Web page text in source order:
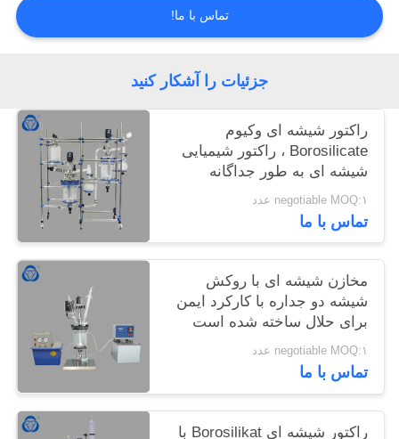
تماس با ما!
جزئیات را آشکار کنید
راکتور شیشه ای وکیوم
Borosilicate ، راکتور شیمیایی
شیشه ای به طور جداگانه
پوشش کتری
negotiable MOQ:۱ عدد
تماس با ما
مخازن شیشه ای با روکش
شیشه دو جداره با کارکرد ایمن
برای حلال ساخته شده است
negotiable MOQ:۱ عدد
تماس با ما
راکتور شیشه ای Borosilikat با